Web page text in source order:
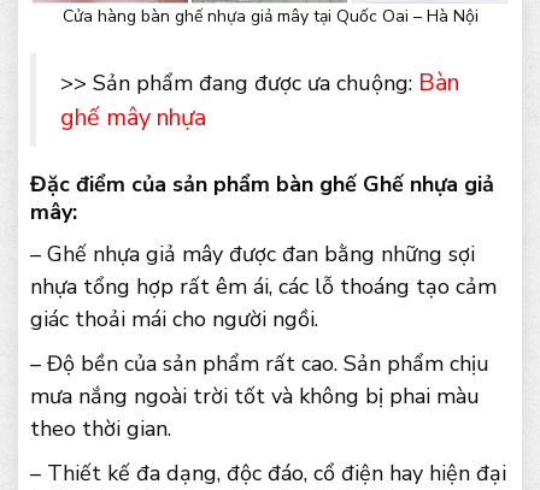
Cửa hàng bàn ghế nhựa giả mây tại Quốc Oai – Hà Nội
>> Sản phẩm đang được ưa chuộng: Bàn
ghế mây nhựa
Đặc điểm của sản phẩm bàn ghế Ghế nhựa giả
mây:
– Ghế nhựa giả mây được đan bằng những sợi
nhựa tổng hợp rất êm ái, các lỗ thoáng tạo cảm
giác thoải mái cho người ngồi.
– Độ bền của sản phẩm rất cao. Sản phẩm chịu
mưa nắng ngoài trời tốt và không bị phai màu
theo thời gian.
– Thiết kế đa dạng, độc đáo, cổ điện hay hiện đại